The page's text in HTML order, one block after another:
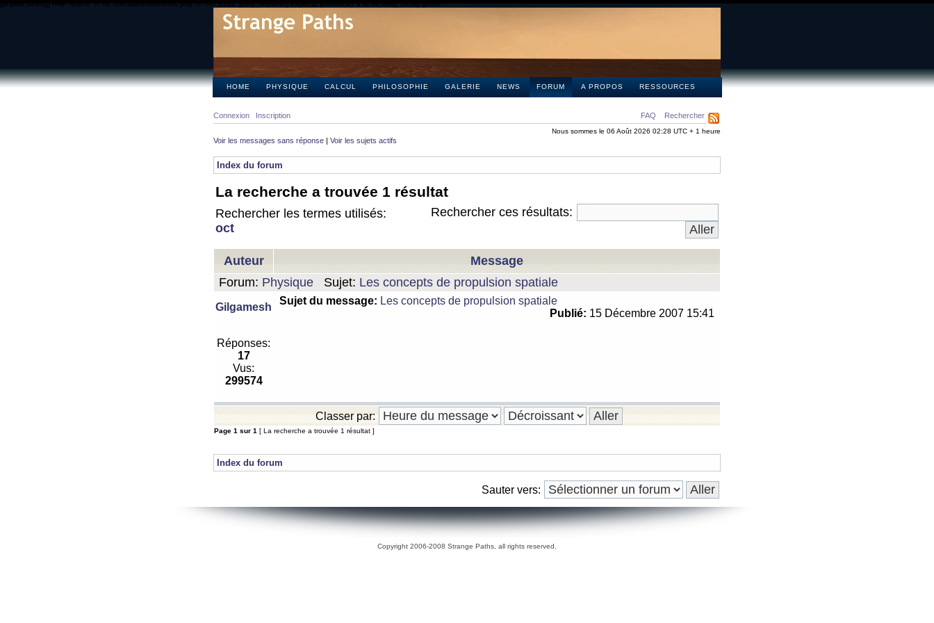
[phpBB Debug] PHP Notice: in file/includes/functions.phpon line2355:preg_replace() expects parameter 4 to be long, string given
HOME PHYSIQUE CALCUL PHILOSOPHIE GALERIE NEWS FORUM A PROPOS RESSOURCES
FAQ Rechercher
Connexion Inscription
Nous sommes le 06 Août 2026 02:28 UTC + 1 heure
Voir les messages sans réponse | Voir les sujets actifs
Index du forum
La recherche a trouvée 1 résultat
Rechercher les termes utilisés:
oct
Rechercher ces résultats:
Auteur
Message
Forum: Physique Sujet: Les concepts de propulsion spatiale
Gilgamesh
Sujet du message: Les concepts de propulsion spatiale
Publié: 15 Décembre 2007 15:41
Réponses:
17
Vus:
299574
Classer par:
Page 1 sur 1 [ La recherche a trouvée 1 résultat ]
Index du forum
Sauter vers:
Copyright 2006-2008 Strange Paths, all rights reserved.